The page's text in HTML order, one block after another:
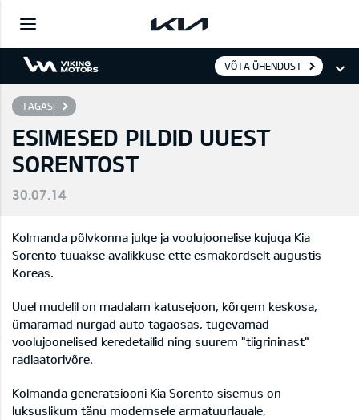
VÕTA ÜHENDUST
TAGASI
ESIMESED PILDID UUEST
SORENTOST
30.07.14
Kolmanda põlvkonna julge ja voolujoonelise kujuga Kia
Sorento tuuakse avalikkuse ette esmakordselt augustis
Koreas.
Uuel mudelil on madalam katusejoon, kõrgem keskosa,
ümaramad nurgad auto tagaosas, tugevamad
voolujoonelised keredetailid ning suurem "tiigrininast"
radiaatorivõre.
Kolmanda generatsiooni Kia Sorento sisemus on
luksuslikum tänu modernsele armatuurlauale,